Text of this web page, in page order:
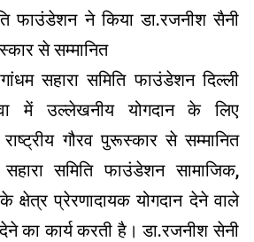
फाउंडेशन ने किया डा.रजनीश सैनी
से सम्मानित
सहारा समिति फाउंडेशन दिल्ली
में उल्लेखनीय योगदान के लिए
गौरव पुरूस्कार से सम्मानित
समिति फाउंडेशन सामाजिक,
क्षेत्र प्रेरणादायक योगदान देने वाले
का कार्य करती है। डा.रजनीश सेनी